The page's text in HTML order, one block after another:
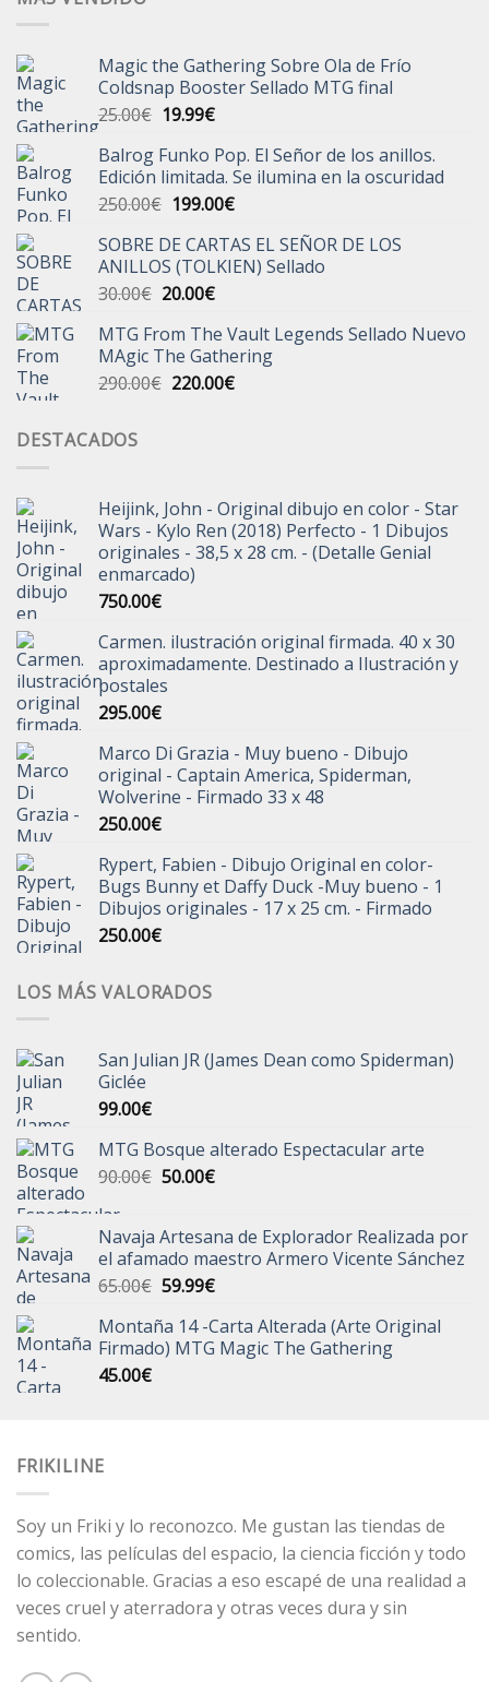
Magic the Gathering Sobre Ola de Frío
Coldsnap Booster Sellado MTG final
25.00€ El
original
era:
25.00€.
19.99€El
actual
es:
19.99€.
Balrog Funko Pop. El Señor de los anillos.
Edición limitada. Se ilumina en la oscuridad
250.00€ El
original
era:
250.00€.
199.00€El
actual
es:
SOBRE DE CARTAS EL SEÑOR DE LOS
ANILLOS (TOLKIEN) Sellado
30.00€ El
original
era:
30.00€.
20.00€El
actual
es:
20.00€.
MTG From The Vault Legends Sellado Nuevo
MAgic The Gathering
290.00€ El
220.00€El
DESTACADOS
Heijink, John - Original dibujo en color - Star
Wars - Kylo Ren (2018) Perfecto - 1 Dibujos
originales - 38,5 x 28 cm. - (Detalle Genial
enmarcado)
750.00€
Carmen. ilustración original firmada. 40 x 30
aproximadamente. Destinado a Ilustración y
postales
295.00€
Marco Di Grazia - Muy bueno - Dibujo
original - Captain America, Spiderman,
Wolverine - Firmado 33 x 48
250.00€
Rypert, Fabien - Dibujo Original en color-
Bugs Bunny et Daffy Duck -Muy bueno - 1
Dibujos originales - 17 x 25 cm. - Firmado
250.00€
LOS MÁS VALORADOS
San Julian JR (James Dean como Spiderman)
Giclée
99.00€
MTG Bosque alterado Espectacular arte
90.00€ El
era:
90.00€.
50.00€El
es:
50.00€.
Navaja Artesana de Explorador Realizada por
el afamado maestro Armero Vicente Sánchez
65.00€ El
original
era:
59.99€El
actual
es:
Montaña 14 -Carta Alterada (Arte Original
Firmado) MTG Magic The Gathering
45.00€
FRIKILINE
Soy un Friki y lo reconozco. Me gustan las tiendas de
comics, las películas del espacio, la ciencia ficción y todo
lo coleccionable. Gracias a eso escapé de una realidad a
veces cruel y aterradora y otras veces dura y sin
sentido.